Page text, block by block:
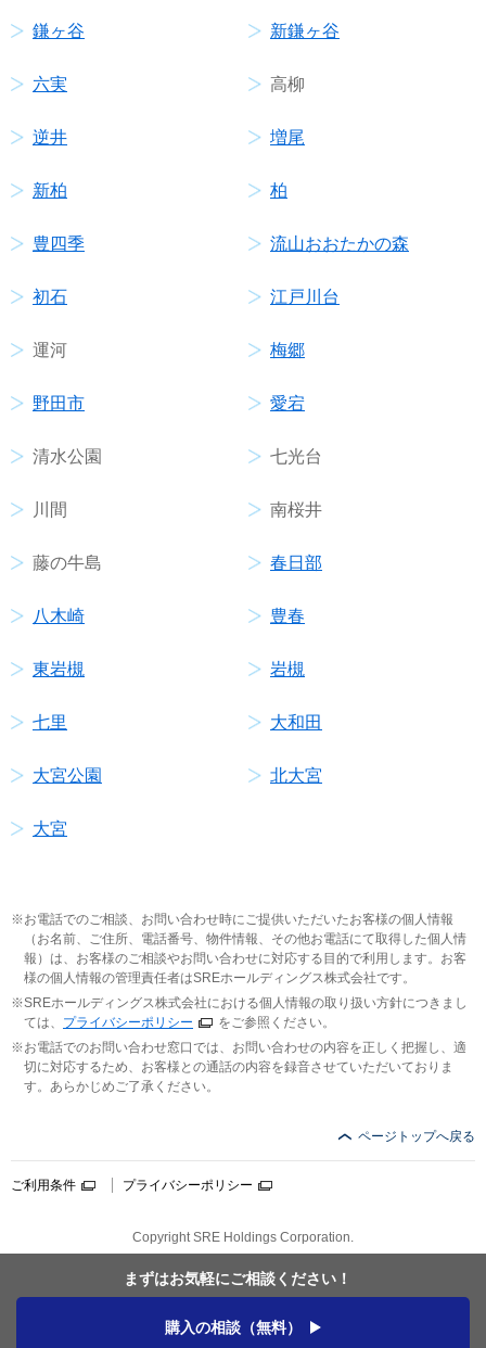
鎌ヶ谷 新鎌ヶ谷
六実 高柳
逆井 増尾
新柏 柏
豊四季 流山おおたかの森
初石 江戸川台
運河 梅郷
野田市 愛宕
清水公園 七光台
川間 南桜井
藤の牛島 春日部
八木崎 豊春
東岩槻 岩槻
七里 大和田
大宮公園 北大宮
大宮
まずはお気軽にご相談ください！
購入の相談（無料）
お電話でのご相談、お問い合わせ時にご提供いただいたお客様の個人情報
（お名前、ご住所、電話番号、物件情報、その他お電話にて取得した個人情
報）は、お客様のご相談やお問い合わせに対応する目的で利用します。お客
様の個人情報の管理責任者はSREホールディングス株式会社です。
SREホールディングス株式会社における個人情報の取り扱い方針につきまし
ては、 プライバシーポリシー
をご参照ください。
お電話でのお問い合わせ窓口では、お問い合わせの内容を正しく把握し、適
切に対応するため、お客様との通話の内容を録音させていただいておりま
す。あらかじめご了承ください。
ページトップへ戻る
ご利用条件 プライバシーポリシー
Copyright SRE Holdings Corporation.